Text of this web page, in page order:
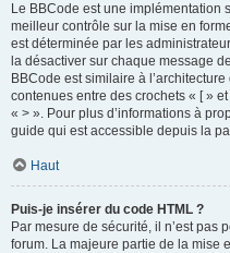
Le BBCode est une implémentation
meilleur contrôle sur la mise en
est déterminée par les
la désactiver sur chaque message
BBCode est similaire à
contenues entre des crochets « [ »
« > ». Pour plus d’informations à
guide qui est accessible depuis la
Haut
Puis-je insérer du code HTML ?
Par mesure de sécurité, il n’est pas
forum. La majeure partie de la mise